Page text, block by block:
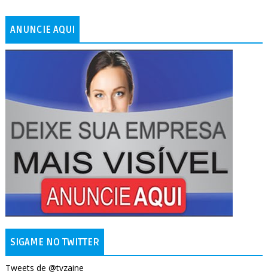
ANUNCIE AQUI
SIGAME NO TWITTER
Tweets de @tvzaine